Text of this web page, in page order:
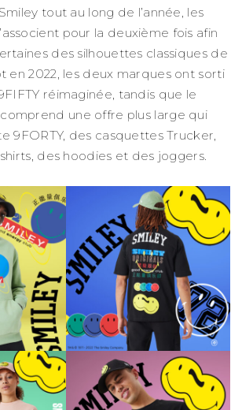
tout au long de l’année, les
pour la deuxième fois afin
des silhouettes classiques de
en 2022, les deux marques ont sorti
réimaginée, tandis que le
une offre plus large qui
9FORTY, des casquettes Trucker,
des hoodies et des joggers.